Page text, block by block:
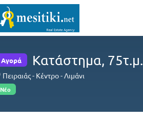
Αγορά Κατάστημα, 75τ.μ.
Πειραιάς - Κέντρο - Λιμάνι
Νέο